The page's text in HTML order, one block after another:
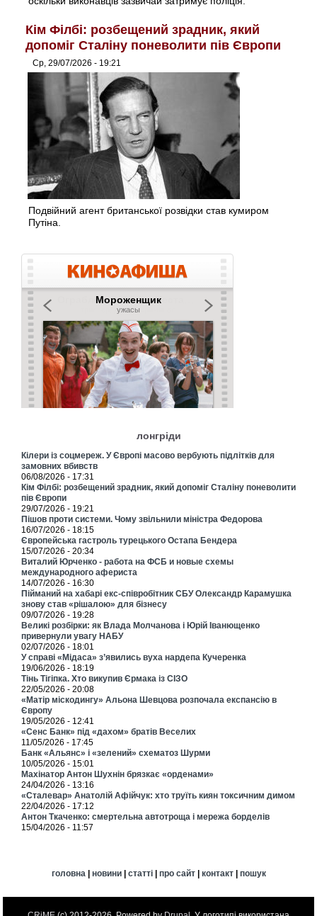
Кім Філбі: розбещений зрадник, який
допоміг Сталіну поневолити пів Європи
Ср, 29/07/2026 - 19:21
Подвійний агент британської розвідки став кумиром
Путіна.
лонгріди
Кілери із соцмереж. У Європі масово вербують підлітків для
замовних вбивств
06/08/2026 - 17:31
Кім Філбі: розбещений зрадник, який допоміг Сталіну поневолити
пів Європи
29/07/2026 - 19:21
Пішов проти системи. Чому звільнили міністра Федорова
16/07/2026 - 18:15
Європейська гастроль турецького Остапа Бендера
15/07/2026 - 20:34
Виталий Юрченко - работа на ФСБ и новые схемы
международного афериста
14/07/2026 - 16:30
Пійманий на хабарі екс-співробітник СБУ Олександр Карамушка
знову став «рішалою» для бізнесу
09/07/2026 - 19:28
Великі розбірки: як Влада Молчанова і Юрій Іванющенко
привернули увагу НАБУ
02/07/2026 - 18:01
У справі «Мідаса» з’явились вуха нардепа Кучеренка
19/06/2026 - 18:19
Тінь Тігіпка. Хто викупив Єрмака із СІЗО
22/05/2026 - 20:08
«Матір міскодингу» Альона Шевцова розпочала експансію в
Європу
19/05/2026 - 12:41
«Сенс Банк» під «дахом» братів Веселих
11/05/2026 - 17:45
Банк «Альянс» і «зелений» схематоз Шурми
10/05/2026 - 15:01
Махінатор Антон Шухнін брязкає «орденами»
24/04/2026 - 13:16
«Сталевар» Анатолій Афійчук: хто труїть киян токсичним димом
22/04/2026 - 17:12
Антон Ткаченко: смертельна автотроща і мережа борделів
15/04/2026 - 11:57
головна| новини| статті| про сайт| контакт| пошук